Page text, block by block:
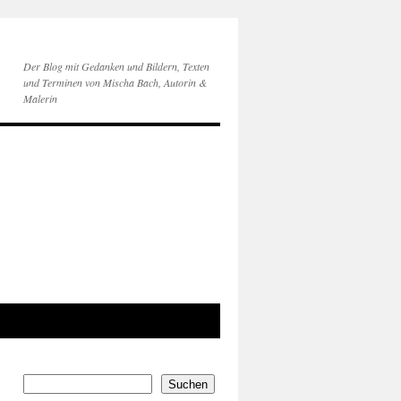
Der Blog mit Gedanken und Bildern, Texten
und Terminen von Mischa Bach, Autorin &
Malerin
Suchen